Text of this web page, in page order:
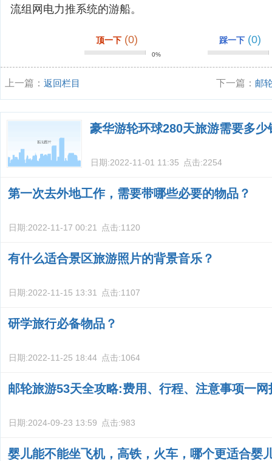
流组网电力推系统的游船。
顶一下 (0)
0%
踩一下 (0)
上一篇： 返回栏目 下一篇： 邮
宜，景色好
豪华游轮环球280天旅游需要多少
日期:2022-11-01 11:35 点击:2254
第一次去外地工作，需要带哪些必要的物品？
日期:2022-11-17 00:21 点击:1120
有什么适合景区旅游照片的背景音乐？
日期:2022-11-15 13:31 点击:1107
研学旅行必备物品？
日期:2022-11-25 18:44 点击:1064
邮轮旅游53天全攻略:费用、行程、注意事项一网
日期:2024-09-23 13:59 点击:983
婴儿能不能坐飞机，高铁，火车，哪个更适合婴